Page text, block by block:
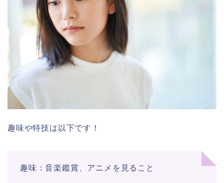
趣味や特技は以下です！
趣味：音楽鑑賞、アニメを見ること